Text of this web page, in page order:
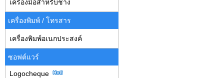
เครื่องมือสำหรับช่าง
เครื่องพิมพ์ / โทรสาร
เครื่องพิมพ์อเนกประสงค์
ซอฟต์แวร์
Logocheque